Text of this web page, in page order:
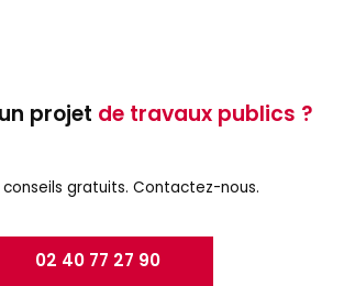
projet de travaux publics ?
gratuits. Contactez-nous.
02 40 77 27 90